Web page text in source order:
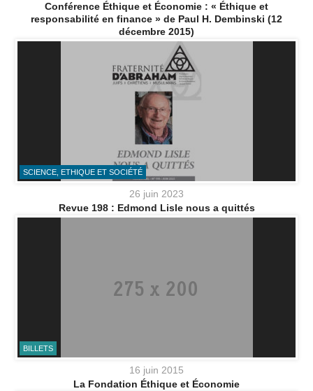
Conférence Éthique et Économie : « Éthique et
responsabilité en finance » de Paul H. Dembinski (12
décembre 2015)
SCIENCE, ETHIQUE ET SOCIÉTÉ
26 juin 2023
Revue 198 : Edmond Lisle nous a quittés
BILLETS
16 juin 2015
La Fondation Éthique et Économie